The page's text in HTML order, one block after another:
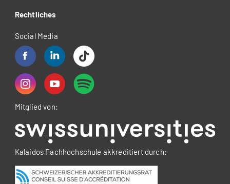
Rechtliches
Social Media
Mitglied von:
Kalaidos Fachhochschule akkreditiert durch: